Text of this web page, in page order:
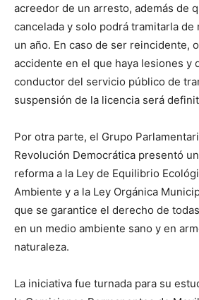
acreedor de un arresto, además de
cancelada y solo podrá tramitarla de
un año. En caso de ser reincidente,
accidente en el que haya lesiones y
conductor del servicio público de
suspensión de la licencia será
Por otra parte, el Grupo
Revolución Democrática presentó
reforma a la Ley de Equilibrio
Ambiente y a la Ley Orgánica
que se garantice el derecho de
en un medio ambiente sano y en
naturaleza.
La iniciativa fue turnada para su